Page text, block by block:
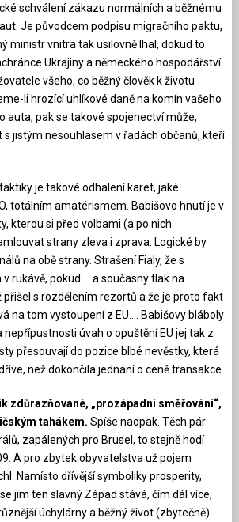
schválení zákazu normálních a běžnému
Je původcem podpisu migračního paktu,
ministr vnitra tak usilovně lhal, dokud to
Ukrajiny a německého hospodářství
všeho, co běžný člověk k životu
li hrozící uhlíkové daně na komín vašeho
auta, pak se takové spojenectví může,
jistým nesouhlasem v řadách občanů, kteří
je takové odhalení karet, jaké
totálním amatérismem. Babišovo hnutí je v
kterou si před volbami (a po nich
strany zleva i zprava. Logické by
na obě strany. Strašení Fialy, že s
rukávě, pokud…. a současný tlak na
přišel s rozdělením rezortů a že je proto fakt
na tom vystoupení z EU…. Babišovy bláboly
úvah o opuštění EU jej tak z
přesouvají do pozice blbé nevěstky, která
než dokončila jednání o ceně transakce.
zdůrazňované, „prozápadní směřování“,
tahákem. Spíše naopak. Těch pár
zapálených pro Brusel, to stejně hodí
A pro zbytek obyvatelstva už pojem
Namísto dřívější symboliky prosperity,
jim ten slavný Západ stává, čím dál více,
úchylárny a běžný život (zbytečně)